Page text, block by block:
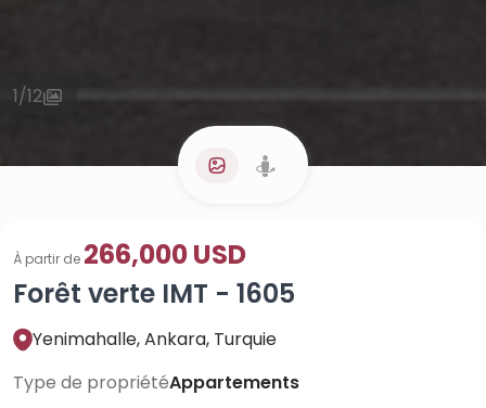
1/12
Forêt verte IMT - 1605
À partir de 266,000 USD
Yenimahalle, Ankara, Turquie
Type de propriétéAppartements